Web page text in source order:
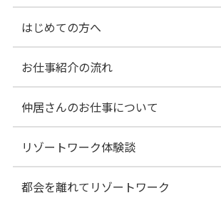
はじめての方へ
お仕事紹介の流れ
仲居さんのお仕事について
リゾートワーク体験談
都会を離れてリゾートワーク